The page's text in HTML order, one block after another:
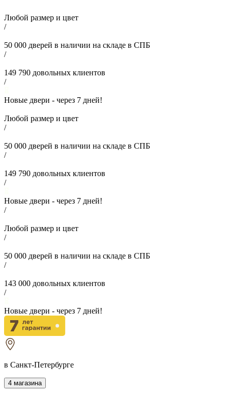
Любой размер и цвет
/
50 000 дверей в наличии на складе в СПБ
/
149 790 довольных клиентов
/
Новые двери - через 7 дней!
Любой размер и цвет
/
50 000 дверей в наличии на складе в СПБ
/
149 790 довольных клиентов
/
Новые двери - через 7 дней!
/
Любой размер и цвет
/
50 000 дверей в наличии на складе в СПБ
/
143 000 довольных клиентов
/
Новые двери - через 7 дней!
в Санкт-Петербурге
4 магазина